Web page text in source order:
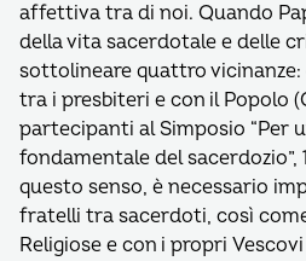
affettiva tra di noi. Quando
della vita sacerdotale e delle
sottolineare quattro vicinanze:
tra i presbiteri e con il Popolo
partecipanti al Simposio “Per
fondamentale del sacerdozio”,
questo senso, è necessario
fratelli tra sacerdoti, così
Religiose e con i propri